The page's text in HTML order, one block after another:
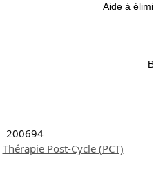
Aide à
200694
Thérapie Post-Cycle (PCT)